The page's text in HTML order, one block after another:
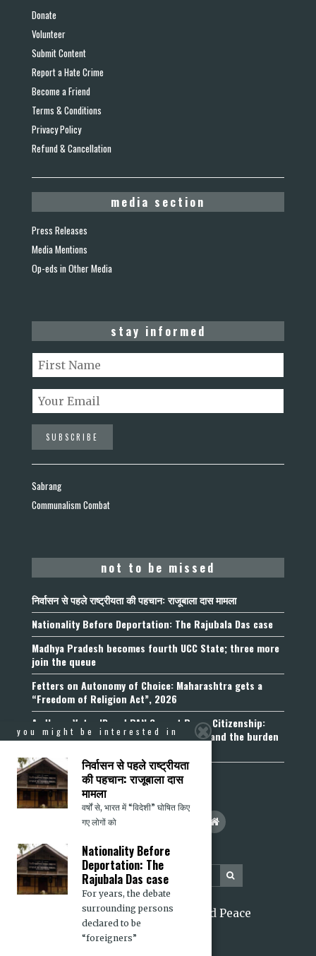
Donate
Volunteer
Submit Content
Report a Hate Crime
Become a Friend
Terms & Conditions
Privacy Policy
Refund & Cancellation
media section
Press Releases
Media Mentions
Op-eds in Other Media
stay informed
Sabrang
Communalism Combat
not to be missed
निर्वासन से पहले राष्ट्रीयता की पहचान: राजूबाला दास मामला
Nationality Before Deportation: The Rajubala Das case
Madhya Pradesh becomes fourth UCC State; three more
join the queue
Fetters on Autonomy of Choice: Maharashtra gets a
“Freedom of Religion Act”, 2026
Aadhaar, Voter ID and PAN Cannot Prove Citizenship:
Calcutta High Court’s Foreigners Order and the burden
2026 Citizens for Justice and Peace
you might be interested in
निर्वासन से पहले राष्ट्रीयता
की पहचान: राजूबाला दास
मामला
वर्षों से, भारत में “विदेशी” घोषित किए
गए लोगों को
Nationality Before
Deportation: The
Rajubala Das case
For years, the debate
surrounding persons
declared to be
“foreigners”